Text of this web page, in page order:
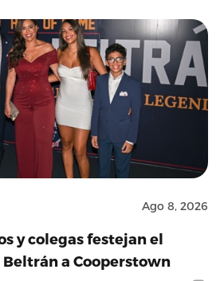
Ago 8, 2026
y colegas festejan el
Beltrán a Cooperstown